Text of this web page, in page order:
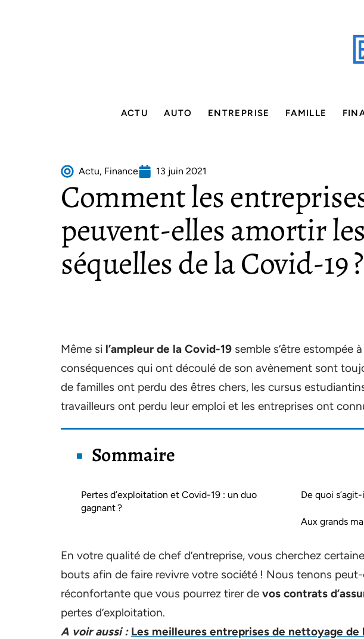
ACTU AUTO ENTREPRISE FAMILLE
Actu, Finance 13 juin 2021
Comment les
peuvent-elles amortir les
séquelles de la Covid-19 ?
Même si l’ampleur de la Covid-19 semble s’être estompée
conséquences qui ont découlé de son avènement sont
de familles ont perdu des êtres chers, les cursus
travailleurs ont perdu leur emploi et les entreprises ont
Sommaire
Pertes d’exploitation et Covid-19 : un duo
gagnant ?
De quoi
Aux grands
En votre qualité de chef d’entreprise, vous cherchez
bouts afin de faire revivre votre société ! Nous tenons
réconfortante que vous pourrez tirer de vos contrats
pertes d’exploitation.
A voir aussi : Les meilleures entreprises de nettoyage